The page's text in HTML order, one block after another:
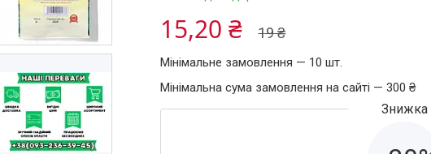
19 ₴
15,20 ₴
Мінімальне замовлення — 10 шт.
Мінімальна сума замовлення на сайті — 300 ₴